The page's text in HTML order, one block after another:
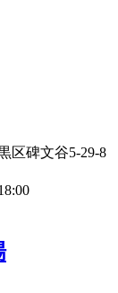
区碑文谷5-29-8